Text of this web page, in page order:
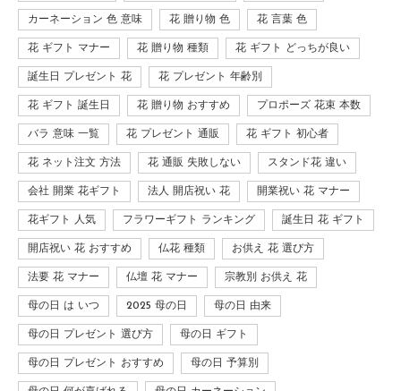
カーネーション 色 意味 花 贈り物 色 花 言葉 色
花 ギフト マナー 花 贈り物 種類 花 ギフト どっちが良い
誕生日 プレゼント 花 花 プレゼント 年齢別
花 ギフト 誕生日 花 贈り物 おすすめ プロポーズ 花束 本数
バラ 意味 一覧 花 プレゼント 通販 花 ギフト 初心者
花 ネット注文 方法 花 通販 失敗しない スタンド花 違い
会社 開業 花ギフト 法人 開店祝い 花 開業祝い 花 マナー
花ギフト 人気 フラワーギフト ランキング 誕生日 花 ギフト
開店祝い 花 おすすめ 仏花 種類 お供え 花 選び方
法要 花 マナー 仏壇 花 マナー 宗教別 お供え 花
母の日 は いつ 2025 母の日 母の日 由来
母の日 プレゼント 選び方 母の日 ギフト
母の日 プレゼント おすすめ 母の日 予算別